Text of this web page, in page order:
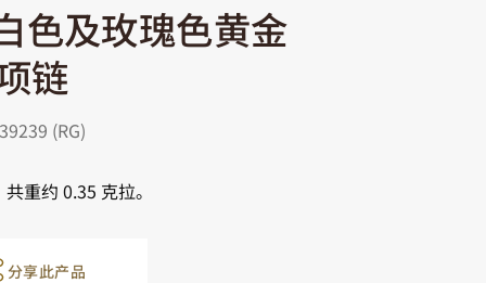
色及玫瑰色黄金
链
(RG)
重约 0.35 克拉。
分享此产品